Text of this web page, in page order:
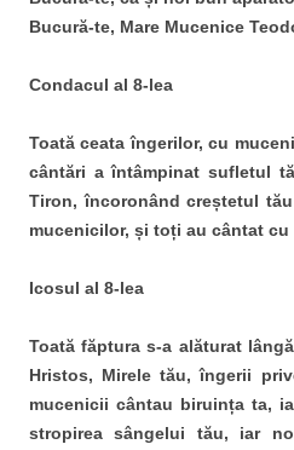
Bucură-te, Mare Mucenice
Condacul al 8-lea
Toată ceata îngerilor, cu
cântări a întâmpinat sufletul
Tiron, încoronând creștetul
mucenicilor, și toți au cântat
Icosul al 8-lea
Toată făptura s-a alăturat
Hristos, Mirele tău, îngerii
mucenicii cântau biruința ta,
stropirea sângelui tău, iar